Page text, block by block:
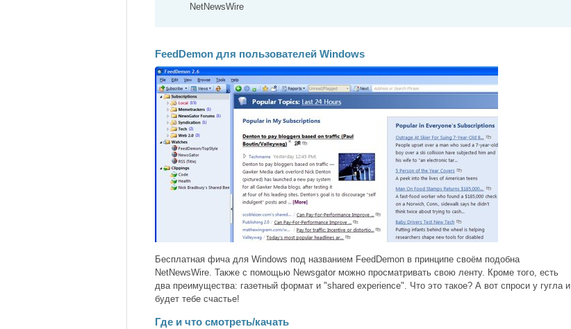
NetNewsWire
FeedDemon для пользователей Windows
Бесплатная фича для Windows под названием FeedDemon в принципе своём подобна
NetNewsWire. Также с помощью Newsgator можно просматривать свою ленту. Кроме того, есть
два преимущества: газетный формат и "shared experience". Что это такое? А вот спроси у гугла и
будет тебе счастье!
Где и что смотреть/качать